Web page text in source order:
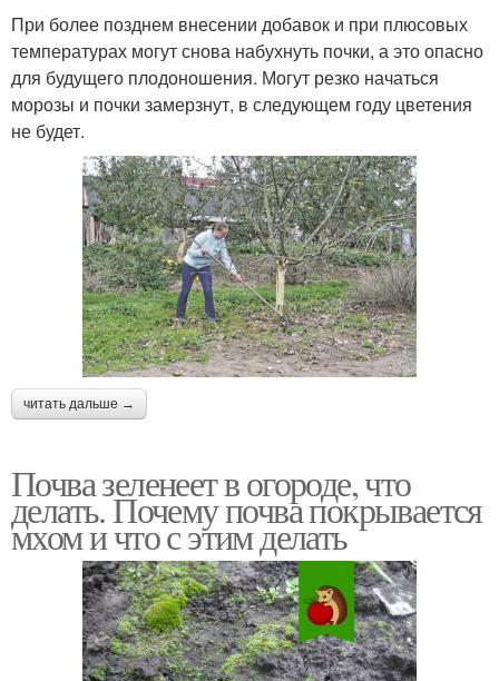
При более позднем внесении добавок и при плюсовых
температурах могут снова набухнуть почки, а это опасно
для будущего плодоношения. Могут резко начаться
морозы и почки замерзнут, в следующем году цветения
не будет.
читать дальше →
Почва зеленеет в огороде, что
делать. Почему почва покрывается
мхом и что с этим делать